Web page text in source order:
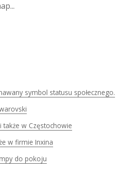
symbol statusu społecznego.
w Częstochowie
w firmie Inxina
do pokoju